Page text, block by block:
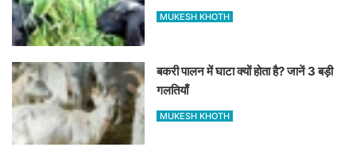
MUKESH KHOTH
बकरी पालन में घाटा क्यों होता है? जानें 3 बड़ी
गलतियाँ
MUKESH KHOTH